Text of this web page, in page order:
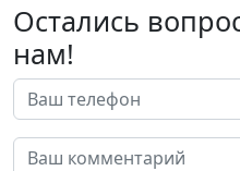
Остались
нам!